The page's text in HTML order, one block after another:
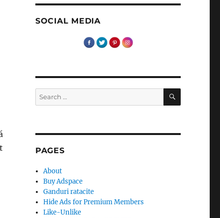
SOCIAL MEDIA
Search
for:
SEARCH
PAGES
About
Buy Adspace
Ganduri ratacite
Hide Ads for Premium Members
Like-Unlike